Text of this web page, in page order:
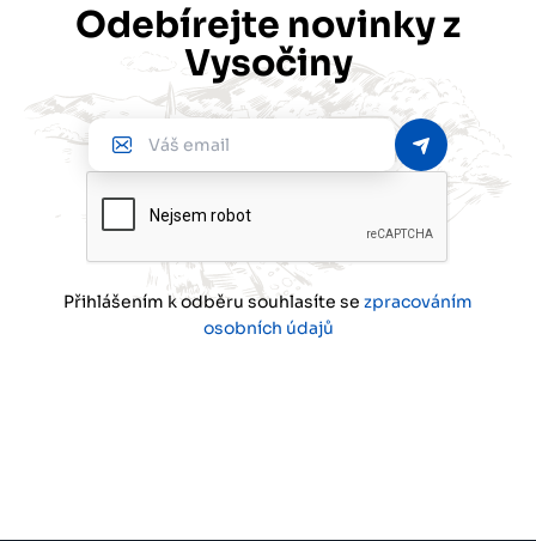
Odebírejte novinky z
Vysočiny
Přihlášením k odběru souhlasíte se zpracováním
osobních údajů